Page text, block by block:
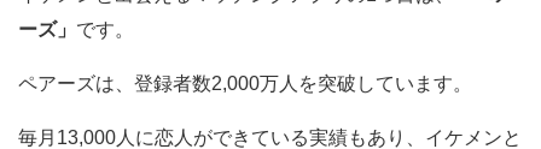
ーズ」 です。
ペアーズは、登録者数2,000万人を突破しています。
毎月13,000人に恋人ができている実績もあり、イケメンと